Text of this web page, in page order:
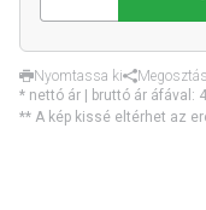
Nyomtassa ki
Megosztás
* nettó ár | bruttó ár áfával:
** A kép kissé eltérhet az